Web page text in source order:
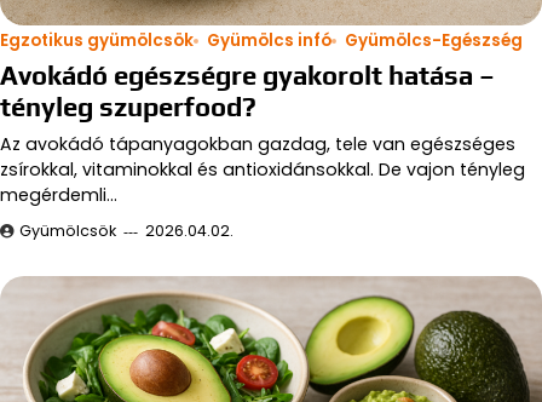
Egzotikus gyümölcsök Gyümölcs infó Gyümölcs-Egészség
Avokádó egészségre gyakorolt hatása –
tényleg szuperfood?
Az avokádó tápanyagokban gazdag, tele van egészséges
zsírokkal, vitaminokkal és antioxidánsokkal. De vajon tényleg
megérdemli…
Gyümölcsök 2026.04.02.